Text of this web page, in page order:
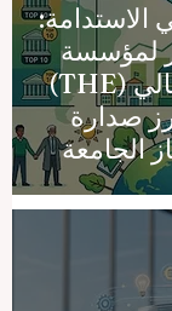
الاستدامة:
لمؤسسة
تايمز للتعليم العالي (THE)
تُبرز صدارة
الجامعة
بدخولها